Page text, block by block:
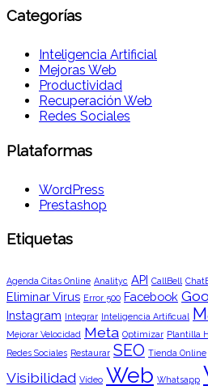
Categorías
Inteligencia Artificial
Mejoras Web
Productividad
Recuperación Web
Redes Sociales
Plataformas
WordPress
Prestashop
Etiquetas
Agenda Citas Online Analityc API CallBell
Eliminar Virus Error 500 Facebook
Instagram Integrar Inteligencia Artificual
Mejorar Velocidad Meta Optimizar Plantilla
Redes Sociales Restaurar SEO Tienda Online
Visibilidad Vídeo Web Whatsapp